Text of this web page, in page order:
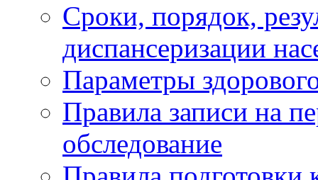
Сроки, порядок,
диспансеризации
Параметры
Правила записи на
обследование